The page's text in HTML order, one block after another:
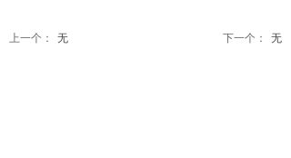
上一个： 无 下一个： 无